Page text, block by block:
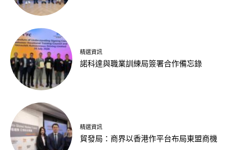
精選資訊
諾科達與職業訓練局簽署合作備忘錄
精選資訊
貿發局：商界以香港作平台布局東盟商機